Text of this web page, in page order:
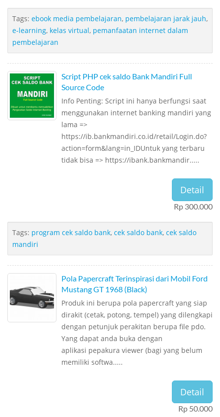
Tags: ebook media pembelajaran, pembelajaran jarak jauh,
e-learning, kelas virtual, pemanfaatan internet dalam
pembelajaran
Script PHP cek saldo Bank Mandiri Full
Source Code
Info Penting: Script ini hanya berfungsi saat
menggunakan internet banking mandiri yang
lama =>
https://ib.bankmandiri.co.id/retail/Login.do?
action=form&lang=in_IDUntuk yang terbaru
tidak bisa => https://ibank.bankmandir.....
Detail
Rp 300.000
Tags: program cek saldo bank, cek saldo bank, cek saldo
mandiri
Pola Papercraft Terinspirasi dari Mobil Ford
Mustang GT 1968 (Black)
Produk ini berupa pola papercraft yang siap
dirakit (cetak, potong, tempel) yang dilengkapi
dengan petunjuk perakitan berupa file pdo.
Yang dapat anda buka dengan
aplikasi pepakura viewer (bagi yang belum
memiliki softwa.....
Detail
Rp 50.000